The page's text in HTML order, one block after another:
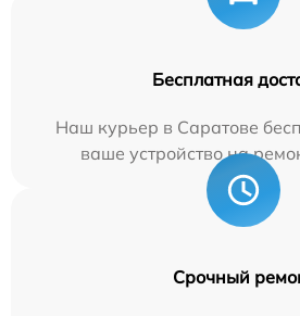
Бесплатная
Наш курьер в Саратове
ваше устройство на
Срочный